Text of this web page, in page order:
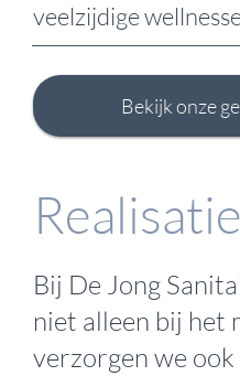
veelzijdige
Bekijk onze
Bij De Jong
niet alleen bij het
verzorgen we